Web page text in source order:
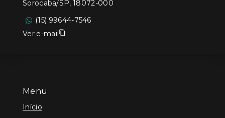
Menu
Início
Sorocaba/SP, 18072-000
(15) 99644-7546
Ver e-mail